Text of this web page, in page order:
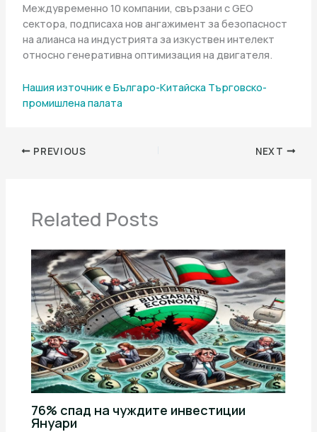
Междувременно 10 компании, свързани с GEO
сектора, подписаха нов ангажимент за безопасност
на алианса на индустрията за изкуствен интелект
относно генеративна оптимизация на двигателя.
Нашия източник е Българо-Китайска Търговско-
промишлена палaта
PREVIOUS NEXT
Related Posts
76% спад на чуждите инвестиции
Януари